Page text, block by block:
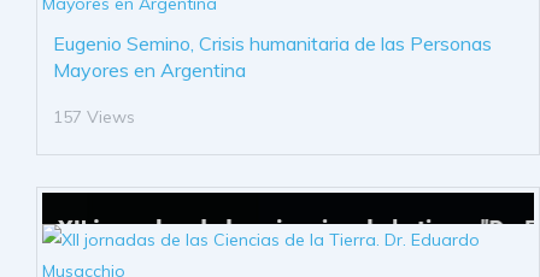
Eugenio Semino, Crisis humanitaria de las Personas
Mayores en Argentina
157 Views